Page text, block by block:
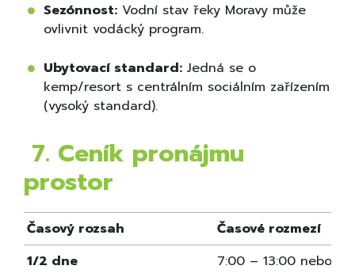
Sezónnost: Vodní stav řeky Moravy může
ovlivnit vodácký program.
Ubytovací standard: Jedná se o
kemp/resort s centrálním sociálním zařízením
(vysoký standard).
7. Ceník pronájmu
prostor
Časový rozsah
Časové rozmezí
1/2 dne
7:00 – 13:00 nebo